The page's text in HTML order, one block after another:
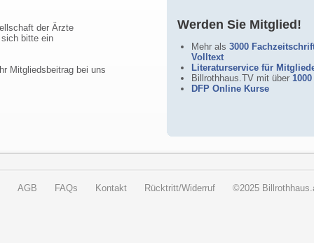
Werden Sie Mitglied!
Mehr als 3000
Volltext
Literaturservice für
Billrothhaus.TV mit über
DFP Online Kurse
der Ärzte
bitte ein
Mitgliedsbeitrag bei uns
AGB FAQs Kontakt Rücktritt/Widerruf ©2025